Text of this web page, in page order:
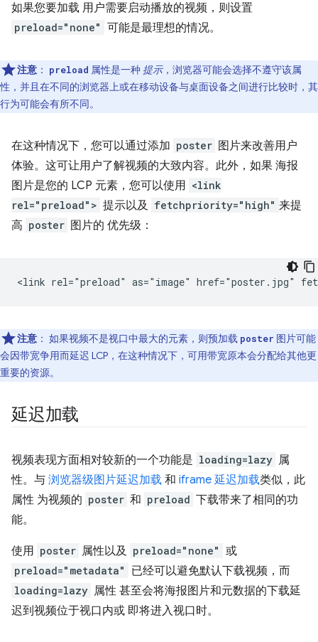
如果您要加载 用户需要启动播放的视频，则设置
preload="none" 可能是最理想的情况。
注意 ： preload 属性是一种 提示，浏览器可能会选择不遵守该属
性，并且在不同的浏览器上或在移动设备与桌面设备之间进行比较时，其
行为可能会有所不同。
在这种情况下，您可以通过添加 poster 图片来改善用户
体验。这可让用户了解视频的大致内容。此外，如果 海报
图片是您的 LCP 元素，您可以使用 <link
rel="preload"> 提示以及 fetchpriority="high" 来提
高 poster 图片的 优先级：
注意 ： 如果视频不是视口中最大的元素，则预加载 poster 图片可能
会因带宽争用而延迟 LCP，在这种情况下，可用带宽原本会分配给其他更
重要的资源。
延迟加载
视频表现方面相对较新的一个功能是 loading=lazy 属
性。与 浏览器级图片延迟加载 和 iframe 延迟加载类似，此
属性 为视频的 poster 和 preload 下载带来了相同的功
能。
使用 poster 属性以及 preload="none" 或
preload="metadata" 已经可以避免默认下载视频，而
loading=lazy 属性 甚至会将海报图片和元数据的下载延
迟到视频位于视口内或 即将进入视口时。